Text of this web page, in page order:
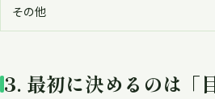
その他
3. 最初に決めるのは「